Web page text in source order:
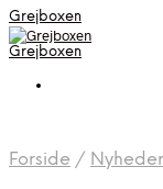
Grejboxen
Grejboxen
Forside / Nyheder